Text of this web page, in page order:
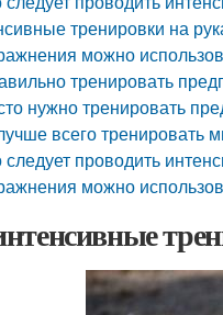
тренировки на
можно
тренировать
нужно тренировать
всего
следует проводить
можно